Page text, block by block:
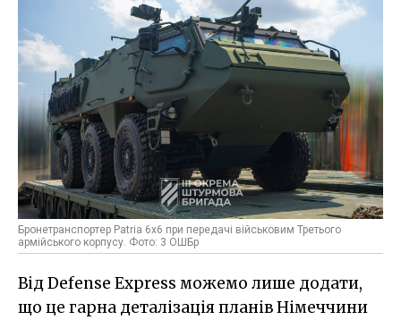
Бронетранспортер Patria 6x6 при передачі військовим Третього
армійського корпусу. Фото: 3 ОШБр
Від Defense Express можемо лише додати,
що це гарна деталізація планів Німеччини